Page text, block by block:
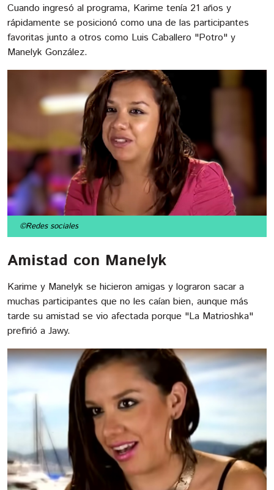
Cuando ingresó al programa, Karime tenía 21 años y
rápidamente se posicionó como una de las participantes
favoritas junto a otros como Luis Caballero "Potro" y
Manelyk González.
©Redes sociales
Amistad con Manelyk
Karime y Manelyk se hicieron amigas y lograron sacar a
muchas participantes que no les caían bien, aunque más
tarde su amistad se vio afectada porque "La Matrioshka"
prefirió a Jawy.